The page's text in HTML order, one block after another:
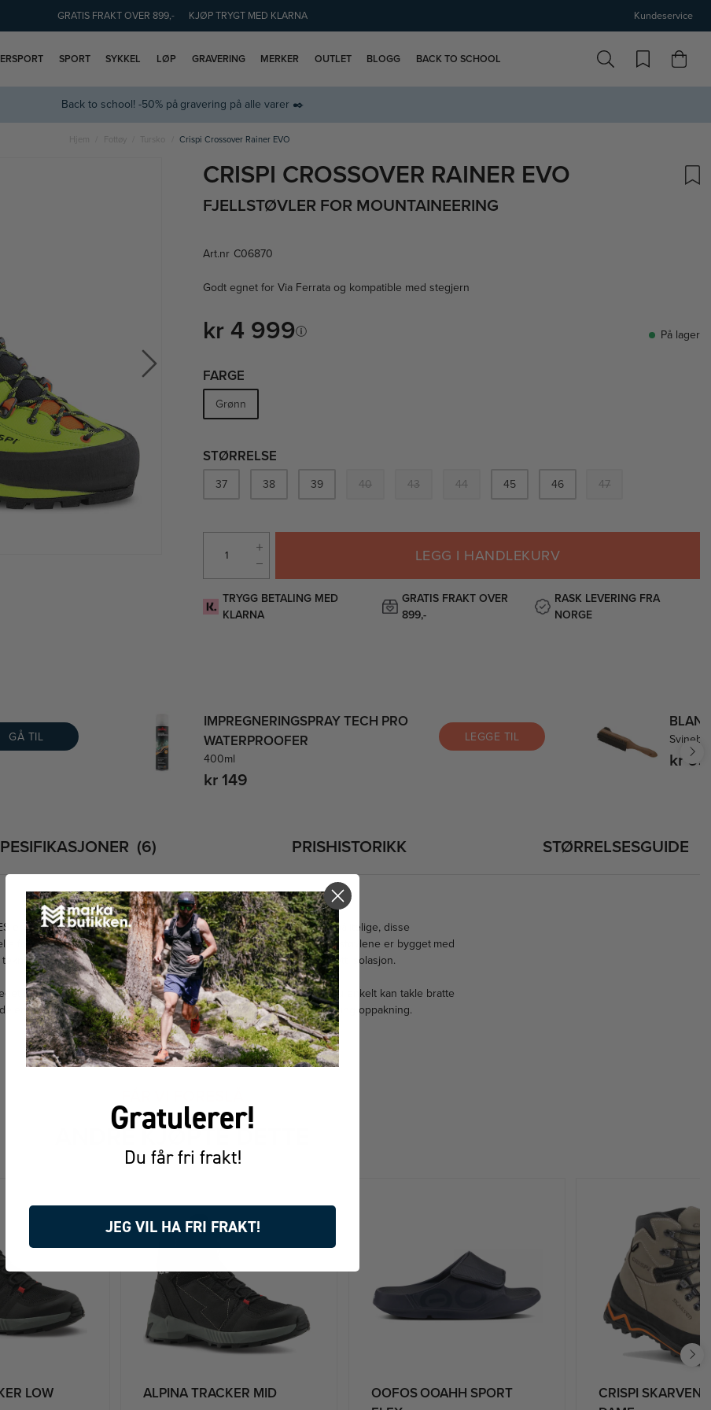
GRATIS FRAKT OVER 899,- KJØP TRYGT MED KLARNA Kundeservice
SPORT SYKKEL LØP GRAVERING MERKER OUTLET BLOGG BACK TO SCHOOL
Back to school! -50% på gravering på alle varer ✒️
Hjem Fottøy Tursko Crispi Crossover Rainer EVO
CRISPI CROSSOVER RAINER EVO
FJELLSTØVLER FOR MOUNTAINEERING
Art.nr C06870
Godt egnet for Via Ferrata og kompatible med stegjern
kr 4 999 På lager
FARGE
Grønn
STØRRELSE
37 38 39 40 43 44 45 46 47
LEGG I HANDLEKURV
TRYGG BETALING MED
KLARNA
GRATIS FRAKT OVER
899,-
RASK LEVERING FRA
NORGE
GÅ TIL
IMPREGNERINGSPRAY TECH PRO
WATERPROOFER
400ml
kr 149
LEGGE TIL
kr 69
6 PRISHISTORIKK STØRRELSESGUIDE
er perfekt for mountaineering og fjellklatring. Tekniske, presise og pålitelige, disse
for fjellklatrere med høye krav til kvalitet og prestasjon. Crossover støvlene er bygget med
Tekniske løsninger for letthet, klatrepresisjon og vanntett isolasjon.
lett støvel på kun 580 gram. Allikevel er sålen veldig stiv, slik at du enkelt kan takle bratte
er vanntett og du får god ankelstøtte mens du går i fjellet med tung oppakning.
ANDRE KJØPTE DETTE
LOW ALPINA TRACKER MID
OOFOS OOAHH SPORT
CRISPI SKARVEN
Gratulerer!
Du får fri frakt!
JEG VIL HA FRI FRAKT!